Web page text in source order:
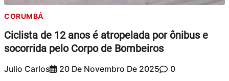
CORUMBÁ
Ciclista de 12 anos é atropelada por ônibus e
socorrida pelo Corpo de Bombeiros
Julio Carlos 20 De Novembro De 2025 0